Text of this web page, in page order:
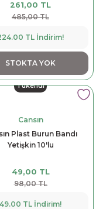
261,00 TL
485,00 TL
TL İndirim!
STOKTA YOK
Tükendi
Cansın
Plast Burun Bandı
Yetişkin 10'lu
49,00 TL
98,00 TL
49.00 TL İndirim!